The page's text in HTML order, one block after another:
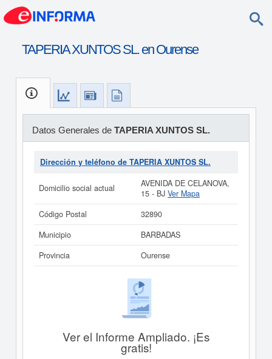
TAPERIA XUNTOS SL. en Ourense
Datos Generales de TAPERIA XUNTOS SL.
Dirección y teléfono de TAPERIA XUNTOS SL.
Domicilio social actual
AVENIDA DE CELANOVA,
15 - BJ Ver Mapa
Código Postal
32890
Municipio
BARBADAS
Provincia
Ourense
Ver el Informe Ampliado. ¡Es
gratis!